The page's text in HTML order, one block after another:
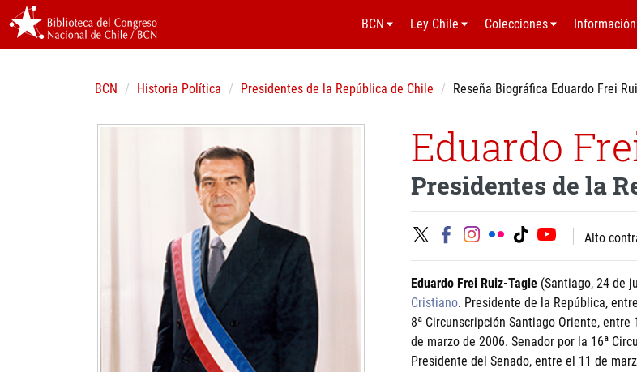
BCN Ley Chile Colecciones
BCN Historia Política Presidentes de la República de Chile Reseña Biográfica Eduardo Frei
Eduardo
Presidentes de la
Alto
Eduardo Frei Ruiz-Tagle (Santiago, 24 de
Cristiano. Presidente de la República,
8ª Circunscripción Santiago Oriente,
de marzo de 2006. Senador por la 16ª
Presidente del Senado, entre el 11 de